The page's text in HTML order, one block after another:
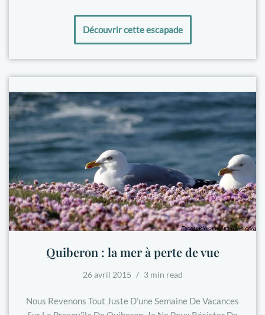
Découvrir cette escapade
Quiberon : la mer à perte de vue
26 avril 2015 3 min read
Nous Revenons Tout Juste D’une Semaine De Vacances